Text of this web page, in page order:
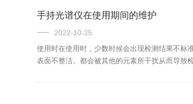
手持光谱仪在使用期间的维护
2022-10-25
使用时在使用时，少数时候会出现检测结果不标
表面不整洁。都会被其他的元素所干扰从而导致